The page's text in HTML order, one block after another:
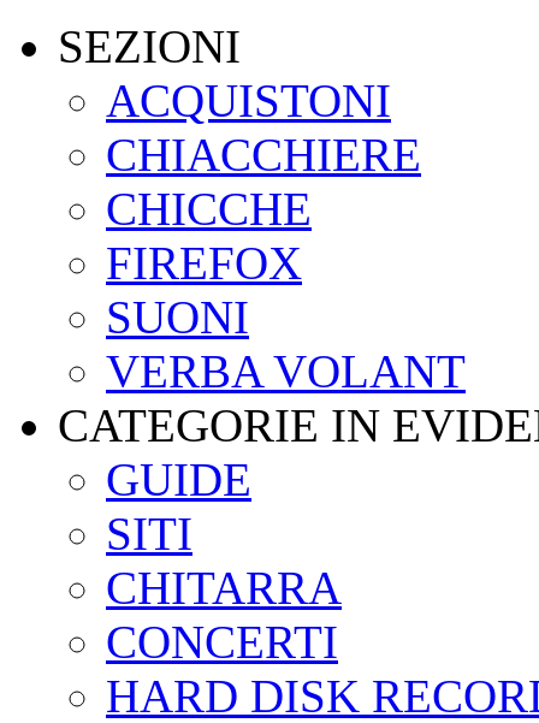
SEZIONI
ACQUISTONI
CHIACCHIERE
CHICCHE
FIREFOX
SUONI
VERBA VOLANT
CATEGORIE IN
GUIDE
SITI
CHITARRA
CONCERTI
HARD DISK